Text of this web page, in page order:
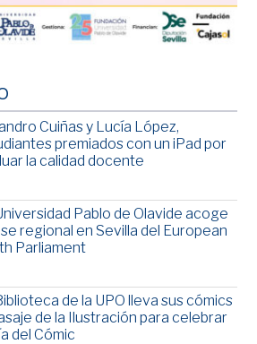
Cuiñas y Lucía López,
premiados con un iPad por
la calidad docente
Pablo de Olavide acoge
regional en Sevilla del European
Parliament
de la UPO lleva sus cómics
de la Ilustración para celebrar
del Cómic